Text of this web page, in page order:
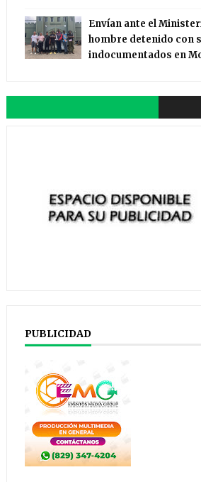
Envían ante el
hombre detenido con
indocumentados en
PUBLICIDAD